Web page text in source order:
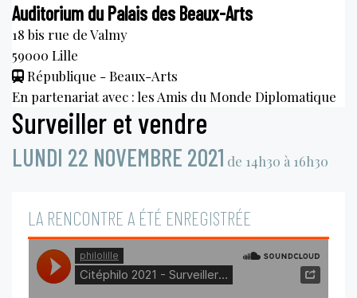
Auditorium du Palais des Beaux-Arts
18 bis rue de Valmy
59000 Lille
République - Beaux-Arts
En partenariat avec : les Amis du Monde Diplomatique
Surveiller et vendre
LUNDI 22 NOVEMBRE 2021 de 14h30 à 16h30
LA RENCONTRE A ÉTÉ ENREGISTRÉE